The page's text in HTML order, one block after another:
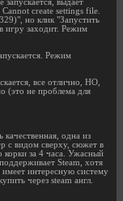
выдает
create settings file.
но клик "Запустить
игру заходит. Режим
Режим
все отлично, НО,
(это не проблема для
одна из
с видом сверху, сюжет в
корки за 4 часа. Ужасный
Steam, хотя
имеет интересную систему
через steam англ.